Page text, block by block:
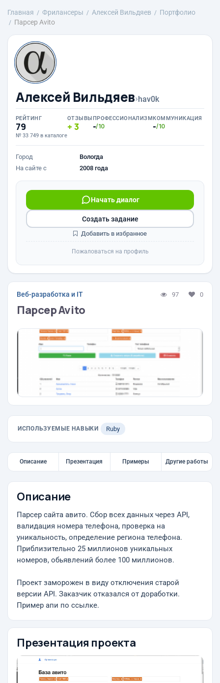
Главная Фрилансеры Алексей Вильдяев
Портфолио
Парсер Avito
Алексей Вильдяев›hav0k
РЕЙТИНГ
79
№ 33 749 в каталоге
ОТЗЫВЫ
3
ПРОФЕССИОНАЛИЗМ
-/10
КОММУНИКАЦИЯ
-/10
Город
Вологда
На сайте с
2008 года
Начать диалог
Создать задание
Добавить в избранное
Пожаловаться на профиль
Веб-разработка и IT 97 0
Парсер Avito
ИСПОЛЬЗУЕМЫЕ НАВЫКИ Ruby
Описание Презентация Примеры Другие работы
Описание
Парсер сайта авито. Сбор всех данных через API,
валидация номера телефона, проверка на
уникальность, определение региона телефона.
Приблизительно 25 миллионов уникальных
номеров, обьявлений более 100 миллионов.
Проект заморожен в виду отключения старой
версии API. Заказчик отказался от доработки.
Пример апи по ссылке.
Презентация проекта